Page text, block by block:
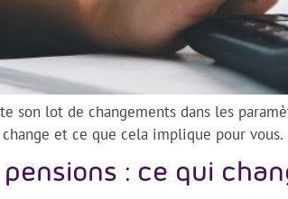
son lot de changements dans les
et ce que cela implique pour vous.
pensions : ce qui